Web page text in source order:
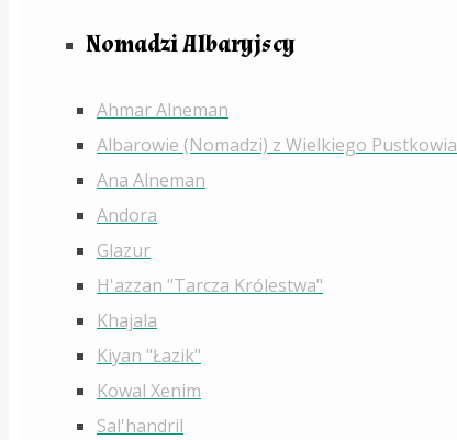
Nomadzi Albaryjscy
Ahmar Alneman
Albarowie (Nomadzi) z Wielkiego Pustkowia
Ana Alneman
Andora
Glazur
H'azzan "Tarcza Królestwa"
Khajala
Kiyan "Łazik"
Kowal Xenim
Sal'handril